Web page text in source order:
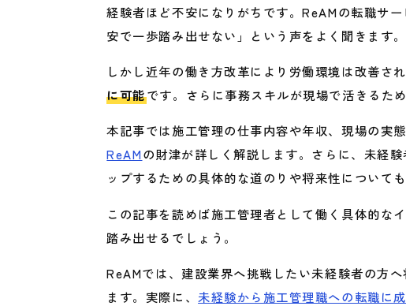
経験者ほど不安になりがちです。ReAMの転職サ
安で一歩踏み出せない」という声をよく聞きます。
しかし近年の働き方改革により労働環境は改善さ
に可能です。さらに事務スキルが現場で活きるた
本記事では施工管理の仕事内容や年収、現場の実
ReAMの財津が詳しく解説します。さらに、未経
ップするための具体的な道のりや将来性についても
この記事を読めば施工管理者として働く具体的な
踏み出せるでしょう。
ReAMでは、建設業界へ挑戦したい未経験者の方
ます。実際に、 未経験から施工管理職への転職に